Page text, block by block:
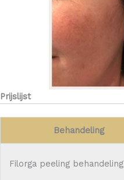
Prijslijst
Behandeling
Filorga peeling behandeling